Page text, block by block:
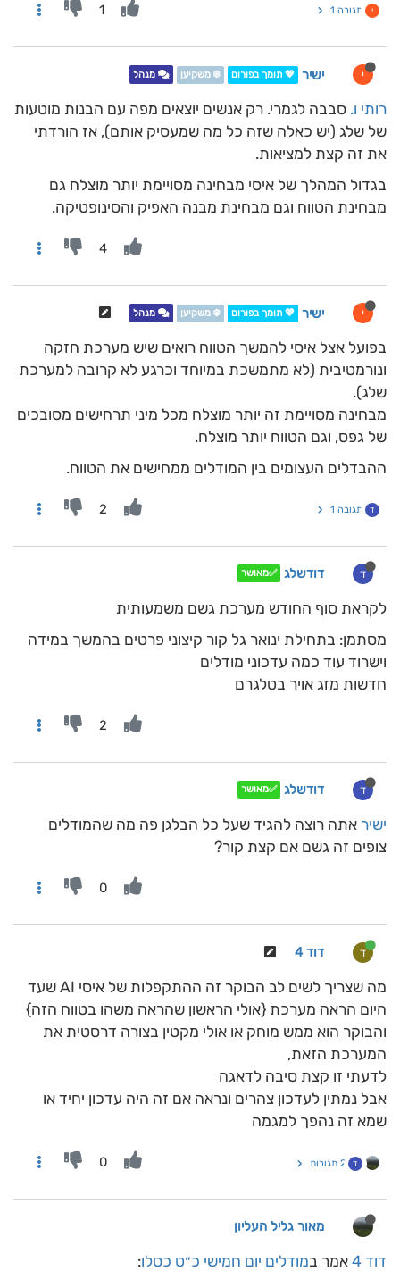
י תגובה 1 1
י ישיר 💖 תומך בפורום ❄️ משקיען מנהל
רותי ו. סבבה לגמרי. רק אנשים יוצאים מפה עם הבנות מוטעות
של שלג (יש כאלה שזה כל מה שמעסיק אותם), אז הורדתי
את זה קצת למציאות.
בגדול המהלך של איסי מבחינה מסויימת יותר מוצלח גם
מבחינת הטווח וגם מבחינת מבנה האפיק והסינופטיקה.
4
י ישיר 💖 תומך בפורום ❄️ משקיען מנהל
בפועל אצל איסי להמשך הטווח רואים שיש מערכת חזקה
ונורמטיבית (לא מתמשכת במיוחד וכרגע לא קרובה למערכת
שלג).
מבחינה מסויימת זה יותר מוצלח מכל מיני תרחישים מסובכים
של גפס, וגם הטווח יותר מוצלח.
ההבדלים העצומים בין המודלים ממחישים את הטווח.
ד תגובה 1 2
ד דודשלג ✅מאושר
לקראת סוף החודש מערכת גשם משמעותית
מסתמן: בתחילת ינואר גל קור קיצוני פרטים בהמשך במידה
וישרוד עוד כמה עדכוני מודלים
חדשות מזג אויר בטלגרם
2
ד דודשלג ✅מאושר
ישיר אתה רוצה להגיד שעל כל הבלגן פה מה שהמודלים
צופים זה גשם אם קצת קור?
0
ד דוד 4
מה שצריך לשים לב הבוקר זה ההתקפלות של איסי AI שעד
היום הראה מערכת {אולי הראשון שהראה משהו בטווח הזה}
והבוקר הוא ממש מוחק או אולי מקטין בצורה דרסטית את
המערכת הזאת,
לדעתי זו קצת סיבה לדאגה
אבל נמתין לעדכון צהרים ונראה אם זה היה עדכון יחיד או
שמא זה נהפך למגמה
ד 2 תגובות 0
מאור גליל העליון
דוד 4 אמר במודלים יום חמישי כ״ט כסלו: